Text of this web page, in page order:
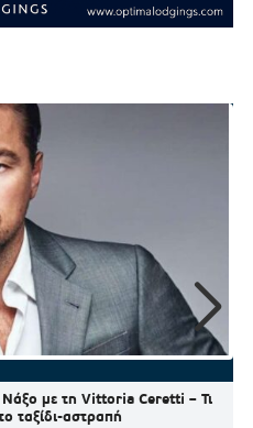
με τη Vittoria Ceretti – Τι
ταξίδι-αστραπή